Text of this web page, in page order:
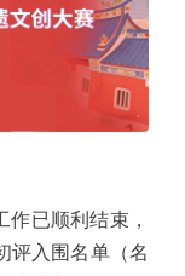
作已顺利结束，
评入围名单（名